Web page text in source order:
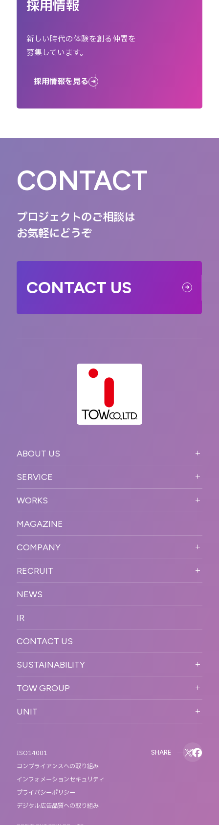
採用情報
新しい時代の体験を創る仲間を
募集しています。
採用情報を見る
CONTACT
プロジェクトのご相談は
お気軽にどうぞ
CONTACT US
ABOUT US
PURPOSE
VISION
OUR DNA
SERVICE
STRONG POINT
BUSINESS DOMAIN
SOLUTION
WORKFLOW
WORKS
オンラインイベント
SNSプロモーション
プラットフォーム販
促
デジタル制作・映像
制作
PR
カンファレンス・展示会・アワ
ESPORTS・ゲームプロモーシ
MAGAZINE
COMPANY
COMPANY INFORMATION
MESSAGE
OFFICER
ACCESS
ORGANIZATION CHART
HISTORY
RECRUIT
新卒採用
キャリア採用
NEWS
IR
CONTACT US
SUSTAINABILITY
サステナビリティ
TOW GROUP
MOTTO
BLUES MOBILE
UNIT
ISO14001
コンプライアンスへの取り組み
インフォメーションセキュリティ
プライバシーポリシー
デジタル広告品質への取り組み
SHARE